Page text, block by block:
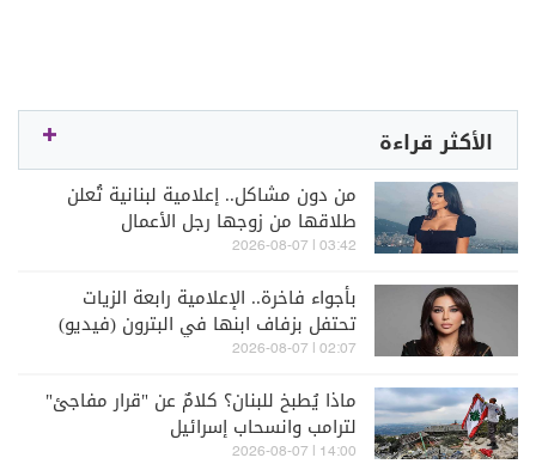
الأكثر قراءة
من دون مشاكل.. إعلامية لبنانية تُعلن
طلاقها من زوجها رجل الأعمال
03:42 | 2026-08-07
بأجواء فاخرة.. الإعلامية رابعة الزيات
تحتفل بزفاف ابنها في البترون (فيديو)
02:07 | 2026-08-07
ماذا يُطبخ للبنان؟ كلامٌ عن "قرار مفاجئ"
لترامب وانسحاب إسرائيل
14:00 | 2026-08-07